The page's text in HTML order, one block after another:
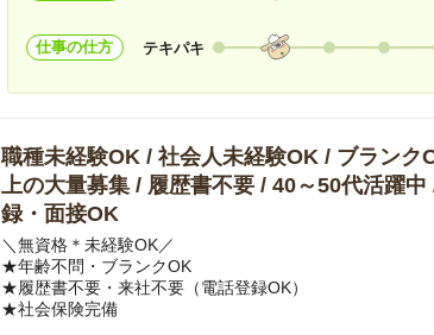
仕事の仕方 テキパキ
職種未経験OK / 社会人未経験OK / ブランク
上の大量募集 / 履歴書不要 / 40～50代活躍
録・面接OK
＼無資格＊未経験OK／
★年齢不問・ブランクOK
★履歴書不要・来社不要（電話登録OK）
★社会保険完備